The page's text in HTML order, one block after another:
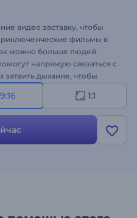
видео заставку, чтобы
фильмы в
можно больше людей.
напрямую связаться с
затаить дыхание, чтобы
ряду динамичных
стилю
и заставит их с
вашего боевика. Он
9:16 1:1